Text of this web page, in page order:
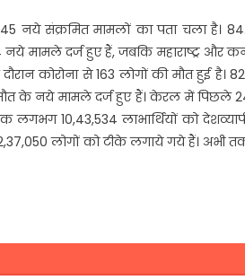
नये संक्रमित मामलों का पता चला है।
मामले दर्ज हुए हैं, जबकि महाराष्ट्र और
कोरोना से 163 लोगों की मौत हुई है।
के नये मामले दर्ज हुए हैं। केरल में पिछले
लगभग 10,43,534 लाभार्थियों को
लोगों को टीके लगाये गये हैं। अभी